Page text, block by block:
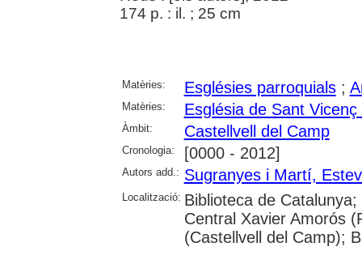
174 p. : il. ; 25 cm
Matèries: Esglésies parroquials;
Matèries: Església de Sant
Àmbit: Castellvell del Camp
Cronologia: [0000 - 2012]
Autors add.: Sugranyes i Martí,
Localització: Biblioteca de
Central Xavier Amorós
(Castellvell del Camp);